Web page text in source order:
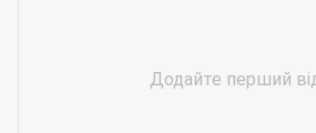
Додайте перший